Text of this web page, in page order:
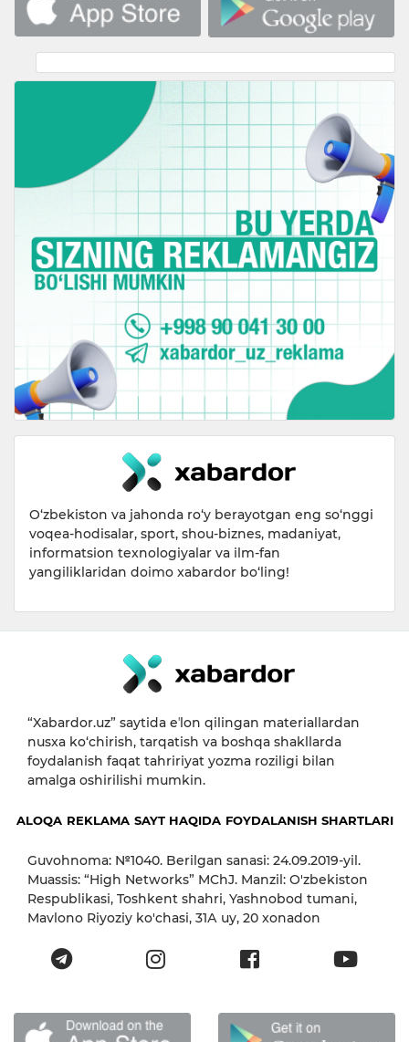
O‘zbekiston va jahonda ro‘y berayotgan eng so‘nggi
voqea-hodisalar, sport, shou-biznes, madaniyat,
informatsion texnologiyalar va ilm-fan
yangiliklaridan doimo xabardor bo‘ling!
“Xabardor.uz” saytida eʼlon qilingan materiallardan
nusxa ko‘chirish, tarqatish va boshqa shakllarda
foydalanish faqat tahririyat yozma roziligi bilan
amalga oshirilishi mumkin.
ALOQA REKLAMA SAYT HAQIDA FOYDALANISH SHARTLARI
Guvohnoma: №1040. Berilgan sanasi: 24.09.2019-yil.
Muassis: “High Networks” MChJ. Manzil: O'zbekiston
Respublikasi, Toshkent shahri, Yashnobod tumani,
Mavlono Riyoziy ko'chasi, 31А uy, 20 xonadon